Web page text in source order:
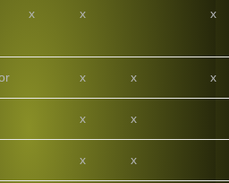
x x x
x x x
x x
x x